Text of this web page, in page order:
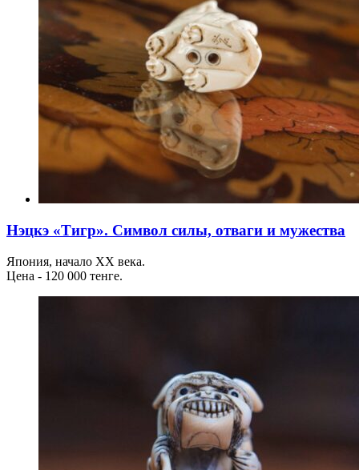
Нэцкэ «Тигр». Символ силы, отваги и мужества
Япония, начало XX века.
Цена - 120 000 тенге.